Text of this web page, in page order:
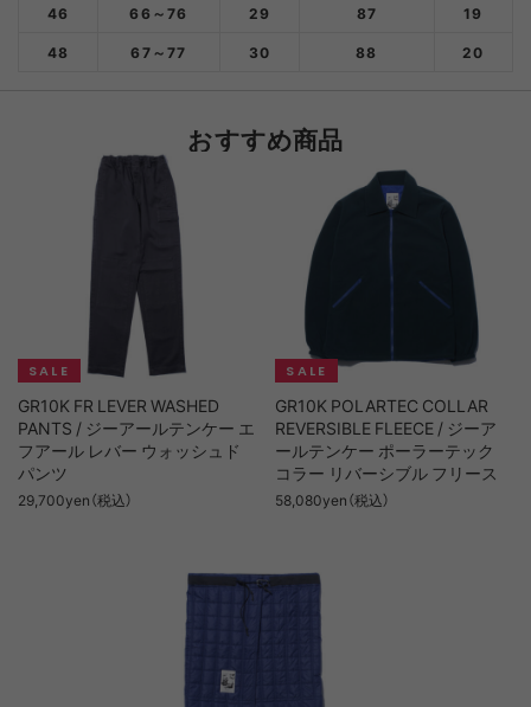
46
66～76 29 87
19
48
67～77 30 88 20
おすすめ商品
GR10K FR LEVER WASHED
PANTS / ジーアールテンケー エ
フアール レバー ウォッシュド
パンツ
29,700yen（税込）
GR10K POLARTEC COLLAR
REVERSIBLE FLEECE / ジーア
ールテンケー ポーラーテック
コラー リバーシブル フリース
58,080yen（税込）